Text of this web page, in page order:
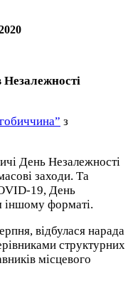
Незалежності
з
День Незалежності
заходи. Та
19, День
іншому форматі.
відбулася нарада
структурних
місцевого